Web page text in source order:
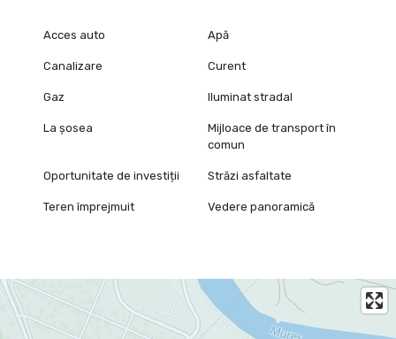
Acces auto Apă
Canalizare Curent
Gaz Iluminat stradal
La șosea
Mijloace de transport în
comun
Oportunitate de investiții Străzi asfaltate
Teren împrejmuit Vedere panoramică